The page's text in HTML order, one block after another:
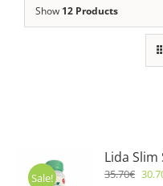
Show 12 Products
Sale!
Lida
35.70€